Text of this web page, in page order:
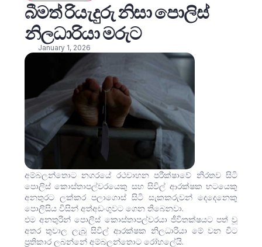
බීමත් රියැදුරු නිසා පොලිස්
නිලධාරියා මරුට
January 1, 2026
අම්බලන්තොට නගරයේ රථවාහන පරීක්ෂාවේ නිරතව සිටි
පොලිස් කොස්තාපල්වරයෙකු සහ සිවිල් ආරක්ෂක භටයෙකු
අනතුරට ලක්කර පලාගොස් සිටි සැකකරුවන් දෙදෙනෙකු
පොලිසිය විසින් අත්අඩංගුවට ගෙන තිබෙනවා.
එම අනතුරින් පොලිස් කොස්තාපල්වරයා ජීවිතක්ෂයට පත් වූ
අතර තුවාල ලැබූ සිවිල් ආරක්ෂක නිලධාරියා මේ වන විට
ප්‍රතිකාර ලබන්නේ අම්බලන්තොට රෝහලේයි.